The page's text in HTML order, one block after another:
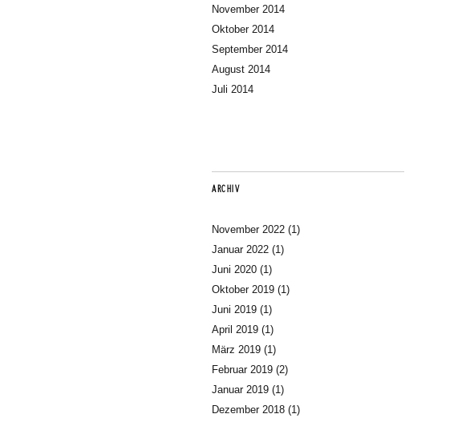
November 2014
Oktober 2014
September 2014
August 2014
Juli 2014
ARCHIV
November 2022 (1)
Januar 2022 (1)
Juni 2020 (1)
Oktober 2019 (1)
Juni 2019 (1)
April 2019 (1)
März 2019 (1)
Februar 2019 (2)
Januar 2019 (1)
Dezember 2018 (1)